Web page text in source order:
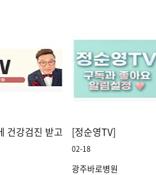
건강검진 받고 왔습니다...
[정순영TV]
02-18
광주바로병원